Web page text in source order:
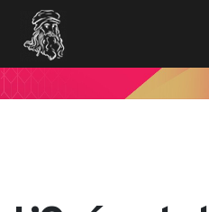
// Variables des champs de
= get_field('image_entete'); ?>